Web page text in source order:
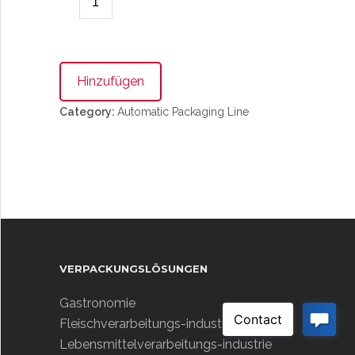
Hinzufügen
Category: Automatic Packaging Line
VERPACKUNGSLÖSUNGEN
Gastronomie
Fleischverarbeitungs-industrie
Lebensmittelverarbeitungs-industrie